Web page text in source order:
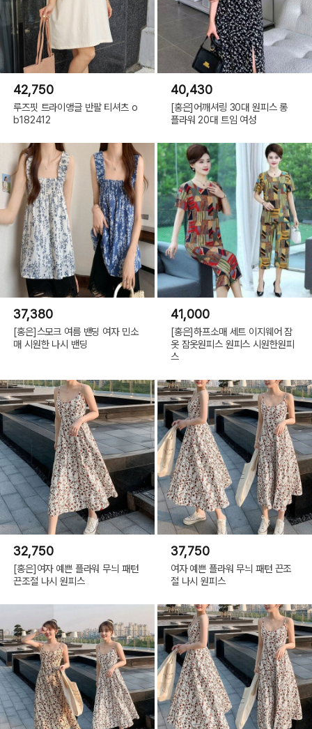
42,750
루즈핏 트라이앵글 반팔 티셔츠 o
b182412
40,430
[홍은]어깨셔링 30대 원피스 롱
플라워 20대 트임 여성
37,380
[홍은]스모크 여름 밴딩 여자 민소
매 시원한 나시 밴딩
41,000
[홍은]하프소매 세트 이지웨어 잠
옷 잠옷원피스 원피스 시원한원피
스
32,750
[홍은]여자 예쁜 플라워 무늬 패턴
끈조절 나시 원피스
37,750
여자 예쁜 플라워 무늬 패턴 끈조
절 나시 원피스